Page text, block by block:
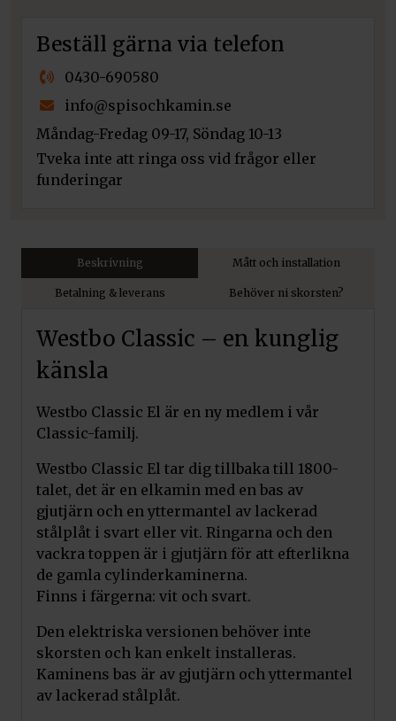
Beställ gärna via telefon
0430-690580
info@spisochkamin.se
Måndag-Fredag 09-17, Söndag 10-13
Tveka inte att ringa oss vid frågor eller
funderingar
Beskrivning Mått och installation
Betalning & leverans Behöver ni skorsten?
Westbo Classic – en kunglig
känsla
Westbo Classic El är en ny medlem i vår
Classic-familj.
Westbo Classic El tar dig tillbaka till 1800-
talet, det är en elkamin med en bas av
gjutjärn och en yttermantel av lackerad
stålplåt i svart eller vit. Ringarna och den
vackra toppen är i gjutjärn för att efterlikna
de gamla cylinderkaminerna.
Finns i färgerna: vit och svart.
Den elektriska versionen behöver inte
skorsten och kan enkelt installeras.
Kaminens bas är av gjutjärn och yttermantel
av lackerad stålplåt.